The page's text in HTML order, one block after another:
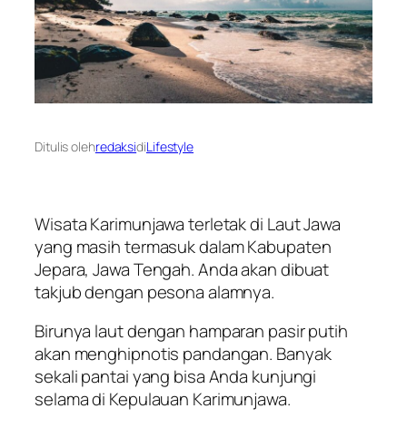
Ditulis olehredaksidiLifestyle
Wisata Karimunjawa terletak di Laut Jawa
yang masih termasuk dalam Kabupaten
Jepara, Jawa Tengah. Anda akan dibuat
takjub dengan pesona alamnya.
Birunya laut dengan hamparan pasir putih
akan menghipnotis pandangan. Banyak
sekali pantai yang bisa Anda kunjungi
selama di Kepulauan Karimunjawa.